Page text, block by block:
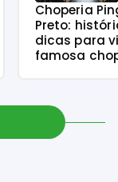
Choperia
Preto:
dicas para
famosa